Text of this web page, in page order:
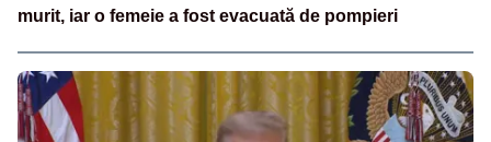
murit, iar o femeie a fost evacuată de pompieri